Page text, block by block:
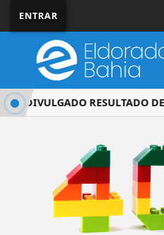
ENTRAR
DIVULGADO RESULTADO DE